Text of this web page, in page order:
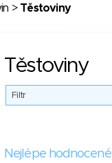
> Těstoviny
Těstoviny
Filtr
Nejlépe hodnocené